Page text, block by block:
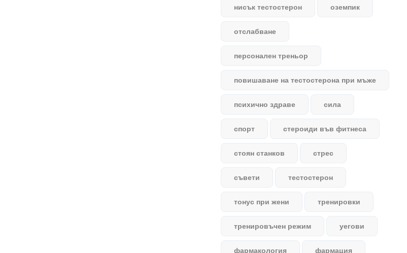
нисък тестостерон оземпик
отслабване
персонален треньор
повишаване на тестостерона при мъже
психично здраве сила
спорт стероиди във фитнеса
стоян станков стрес
съвети тестостерон
тонус при жени тренировки
тренировъчен режим уегови
фармакология фармация